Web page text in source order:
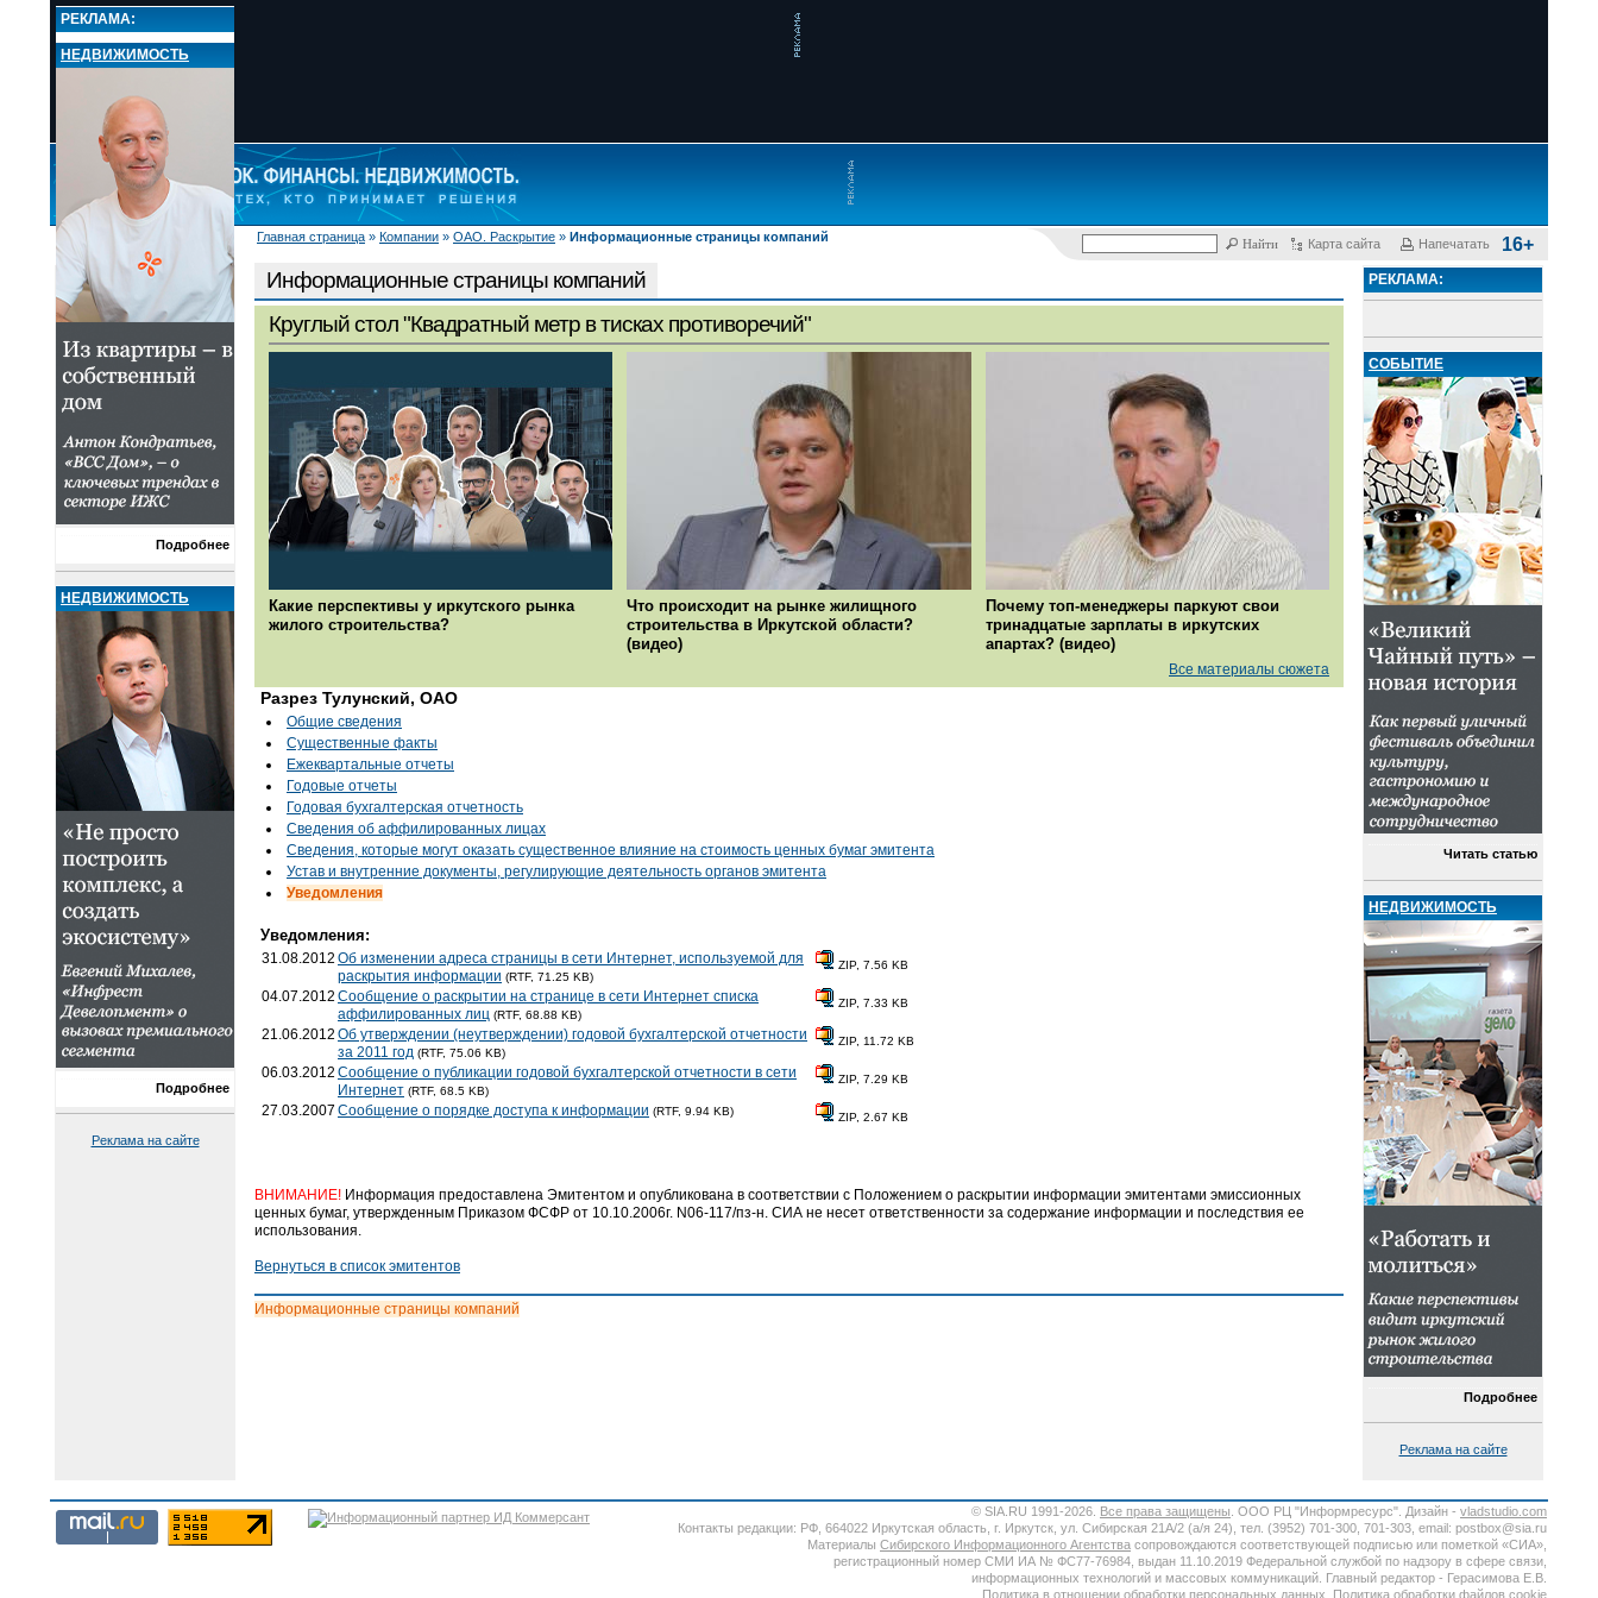
Главная страница » Компании » ОАО. Раскрытие » Информационные страницы компаний
Карта сайта Напечатать 16+
НОВОСТИ
РЫНКИ
КОМПАНИИ
Банки
Инвестиционные
компании
ОАО. Раскрытие
Информационные
О ПРОЕКТЕ
РЕКЛАМА:
НЕДВИЖИМОСТЬ
Подробнее
НЕДВИЖИМОСТЬ
Подробнее
Реклама на сайте
Информационные страницы компаний
Круглый стол "Квадратный метр в тисках противоречий"
Какие перспективы у иркутского рынка
жилого строительства?
Что происходит на рынке жилищного
строительства в Иркутской области?
(видео)
Почему топ-менеджеры паркуют свои
тринадцатые зарплаты в иркутских
апартах? (видео)
Все материалы сюжета
Разрез Тулунский, ОАО
Общие сведения
Существенные факты
Ежеквартальные отчеты
Годовые отчеты
Годовая бухгалтерская отчетность
Cведения об аффилированных лицах
Сведения, которые могут оказать существенное влияние на стоимость ценных бумаг эмитента
Устав и внутренние документы, регулирующие деятельность органов эмитента
Уведомления
Уведомления:
31.08.2012 Об изменении адреса страницы в сети Интернет, используемой для
раскрытия информации (RTF, 71.25 KB)
ZIP, 7.56 KB
04.07.2012 Сообщение о раскрытии на странице в сети Интернет списка
аффилированных лиц (RTF, 68.88 KB)
ZIP, 7.33 KB
21.06.2012 Об утверждении (неутверждении) годовой бухгалтерской отчетности
за 2011 год (RTF, 75.06 KB)
ZIP, 11.72 KB
06.03.2012 Сообщение о публикации годовой бухгалтерской отчетности в сети
Интернет (RTF, 68.5 KB)
ZIP, 7.29 KB
27.03.2007 Сообщение о порядке доступа к информации (RTF, 9.94 KB) ZIP, 2.67 KB
ВНИМАНИЕ! Информация предоставлена Эмитентом и опубликована в соответствии с Положением о раскрытии информации эмитентами эмиссионных
ценных бумаг, утвержденным Приказом ФСФР от 10.10.2006г. N06-117/пз-н. СИА не несет ответственности за содержание информации и последствия ее
использования.
Вернуться в список эмитентов
Информационные страницы компаний
РЕКЛАМА:
СОБЫТИЕ
Читать статью
НЕДВИЖИМОСТЬ
Подробнее
Реклама на сайте
© SIA.RU 1991-2026. Все права защищены . ООО РЦ "Информресурс". Дизайн - vladstudio.com
Контакты редакции: РФ, 664022 Иркутская область, г. Иркутск, ул. Сибирская 21А/2 (а/я 24), тел. (3952) 701-300, 701-303, email: postbox@sia.ru
Материалы Сибирского Информационного Агентства сопровождаются соответствующей подписью или пометкой «СИА»,
регистрационный номер СМИ ИА № ФС77-76984, выдан 11.10.2019 Федеральной службой по надзору в сфере связи,
информационных технологий и массовых коммуникаций. Главный редактор - Герасимова Е.В.
Политика в отношении обработки персональных данных.
Политика обработки файлов cookie